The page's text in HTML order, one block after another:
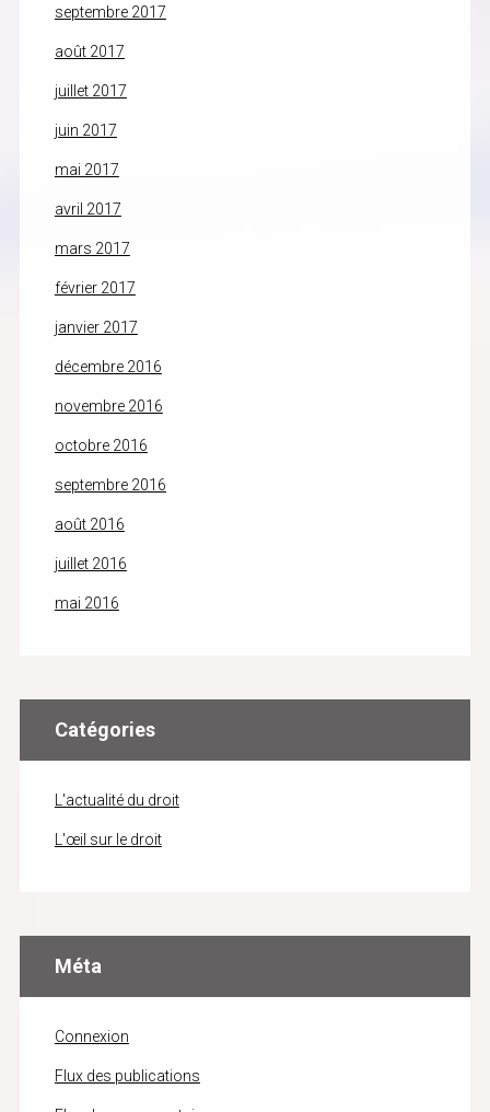
septembre 2017
août 2017
juillet 2017
juin 2017
mai 2017
avril 2017
mars 2017
février 2017
janvier 2017
décembre 2016
novembre 2016
octobre 2016
septembre 2016
août 2016
juillet 2016
mai 2016
Catégories
L'actualité du droit
L'œil sur le droit
Méta
Connexion
Flux des publications